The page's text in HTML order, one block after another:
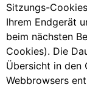
Sitzungs-
Ihrem Endgerät
beim nächsten
Cookies). Die
Übersicht in den
Webbrowsers